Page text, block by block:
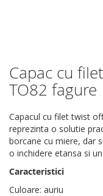
Capac cu
TO82 fagure
Capacul cu filet twist
reprezinta o solutie
borcane cu miere, dar
o inchidere etansa si
Caracteristici
Culoare: auriu
Skip
to
the
of
the
images
gallery